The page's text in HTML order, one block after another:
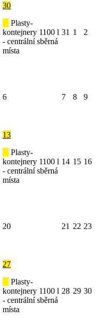
30
Plasty-
kontejnery 1100 l
- centrální sběrná
místa
31 1 2
6 7 8 9
13
Plasty-
kontejnery 1100 l
- centrální sběrná
místa
14 15 16
20 21 22 23
27
Plasty-
kontejnery 1100 l
- centrální sběrná
místa
28 29 30